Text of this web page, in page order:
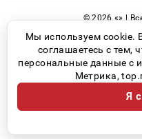
© 2026 «» |
Возрастная
Политика
Мы используем cookie.
соглашаетесь с
персональные данные с
Метрика,
Я